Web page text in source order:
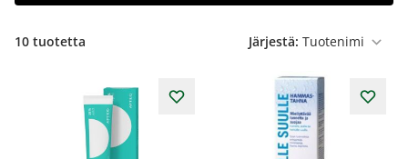
10 tuotetta Järjestä: